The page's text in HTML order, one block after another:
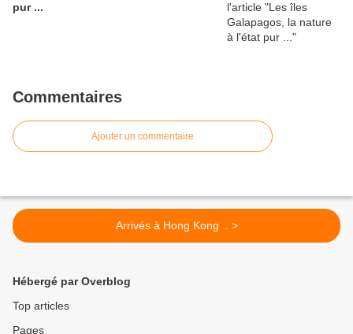
pur ...
Commentaires
Ajouter un commentaire
Arrivés à Hong Kong .. >
Hébergé par Overblog
Top articles
Pages